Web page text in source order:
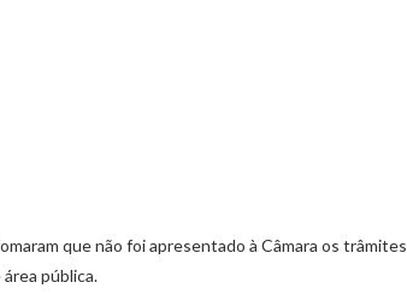
que não foi apresentado à Câmara os trâmites
pública.